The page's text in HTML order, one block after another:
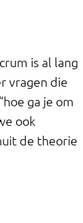
is al lang
vragen die
ga je om
ook
de theorie